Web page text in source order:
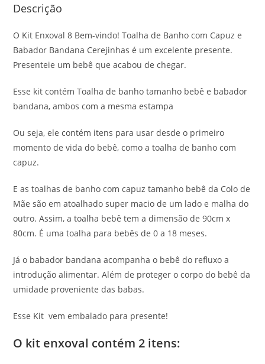
Descrição
O Kit Enxoval 8 Bem-vindo! Toalha de Banho com Capuz e
Babador Bandana Cerejinhas é um excelente presente.
Presenteie um bebê que acabou de chegar.
Esse kit contém Toalha de banho tamanho bebê e babador
bandana, ambos com a mesma estampa
Ou seja, ele contém itens para usar desde o primeiro
momento de vida do bebê, como a toalha de banho com
capuz.
E as toalhas de banho com capuz tamanho bebê da Colo de
Mãe são em atoalhado super macio de um lado e malha do
outro. Assim, a toalha bebê tem a dimensão de 90cm x
80cm. É uma toalha para bebês de 0 a 18 meses.
Já o babador bandana acompanha o bebê do refluxo a
introdução alimentar. Além de proteger o corpo do bebê da
umidade proveniente das babas.
Esse Kit vem embalado para presente!
O kit enxoval contém 2 itens: